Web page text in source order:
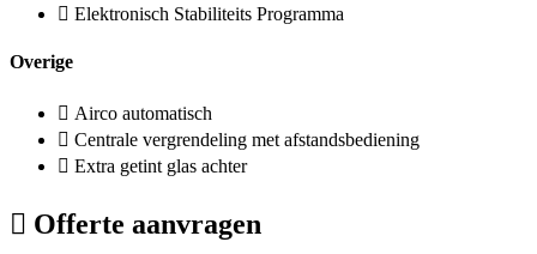
Elektronisch Stabiliteits Programma
Overige
Airco automatisch
Centrale vergrendeling met afstandsbediening
Extra getint glas achter
Offerte aanvragen